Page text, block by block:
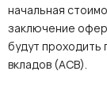
начальная
заключение
будут проходить
вкладов (АСВ).